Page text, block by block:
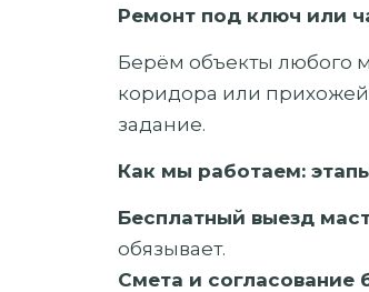
Ремонт под ключ или
Берём объекты любого
коридора или
задание.
Как мы работаем:
Бесплатный выезд
обязывает.
Смета и согласование